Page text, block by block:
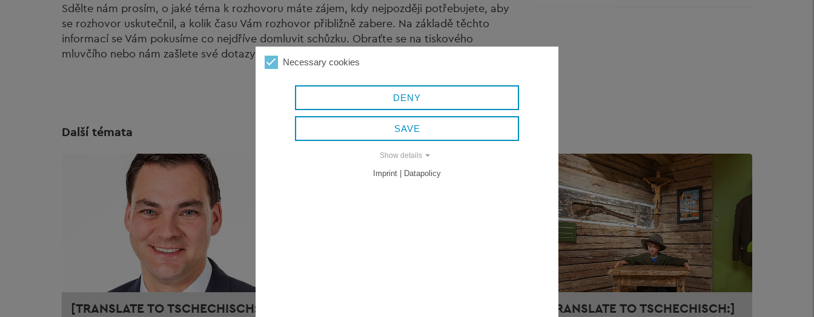
Sdělte nám prosím, o jaké téma k rozhovoru máte zájem, kdy nejpozději potřebujete, aby
se rozhovor uskutečnil, a kolik času Vám rozhovor přibližně zabere. Na základě těchto
informací se Vám pokusíme co nejdříve domluvit schůzku. Obraťte se na tiskového
mluvčího nebo nám zašlete své dotazy e-mailem.
Další témata
[TRANSLATE TO TSCHECHISCH:]
[TRANSLATE TO TSCHECHISCH:]
Necessary cookies
DENY
SAVE
Show details
Imprint | Datapolicy